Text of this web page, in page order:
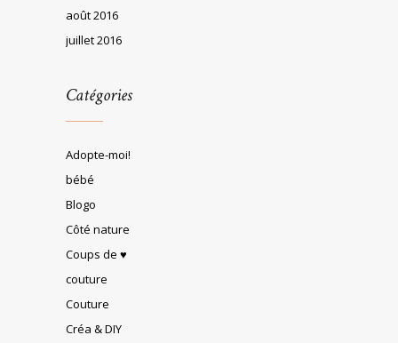
août 2016
juillet 2016
Catégories
Adopte-moi!
bébé
Blogo
Côté nature
Coups de ♥
couture
Couture
Créa & DIY